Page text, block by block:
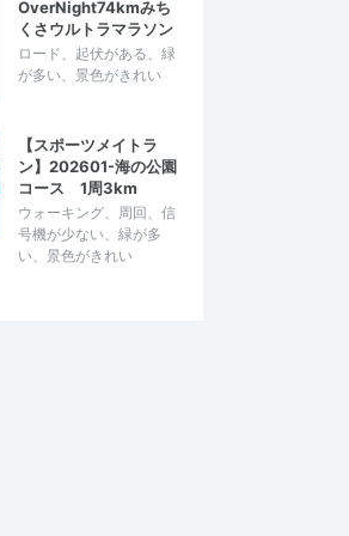
OverNight74kmみち
くさウルトラマラソン
ロード、起伏がある、緑
が多い、景色がきれい
【スポーツメイトラ
ン】202601-海の公園
コース 1周3km
ウォーキング、周回、信
号機が少ない、緑が多
い、景色がきれい